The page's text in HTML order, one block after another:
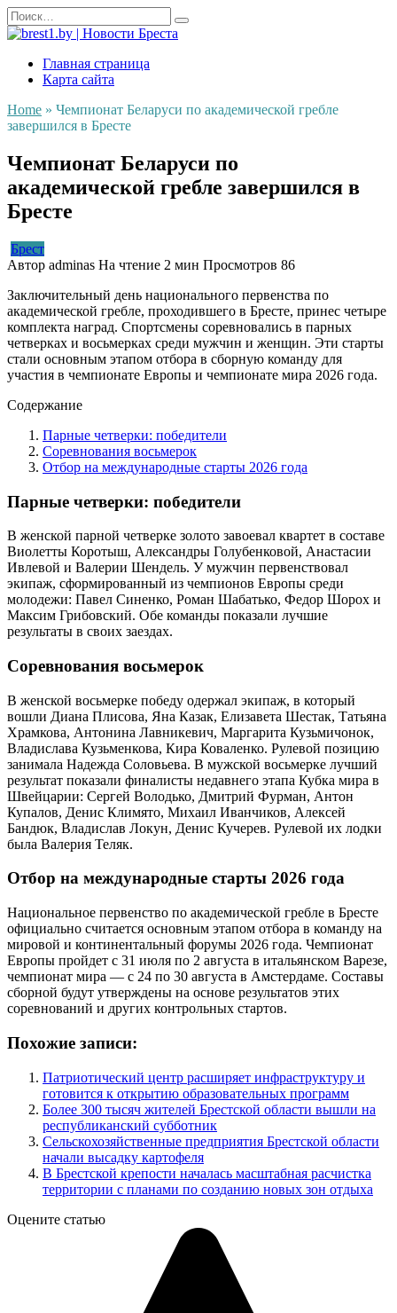
Перейти
к
содержанию
Search
for:
Главная страница
Карта сайта
Home » Чемпионат Беларуси по академической гребле
завершился в Бресте
Чемпионат Беларуси по
академической гребле завершился в
Бресте
Брест
Автор adminas На чтение 2 мин Просмотров 86
Заключительный день национального первенства по
академической гребле, проходившего в Бресте, принес четыре
комплекта наград. Спортсмены соревновались в парных
четверках и восьмерках среди мужчин и женщин. Эти старты
стали основным этапом отбора в сборную команду для
участия в чемпионате Европы и чемпионате мира 2026 года.
Содержание
Парные четверки: победители
Соревнования восьмерок
Отбор на международные старты 2026 года
Парные четверки: победители
В женской парной четверке золото завоевал квартет в составе
Виолетты Коротыш, Александры Голубенковой, Анастасии
Ивлевой и Валерии Шендель. У мужчин первенствовал
экипаж, сформированный из чемпионов Европы среди
молодежи: Павел Синенко, Роман Шабатько, Федор Шорох и
Максим Грибовский. Обе команды показали лучшие
результаты в своих заездах.
Соревнования восьмерок
В женской восьмерке победу одержал экипаж, в который
вошли Диана Плисова, Яна Казак, Елизавета Шестак, Татьяна
Храмкова, Антонина Лавникевич, Маргарита Кузьмичонок,
Владислава Кузьменкова, Кира Коваленко. Рулевой позицию
занимала Надежда Соловьева. В мужской восьмерке лучший
результат показали финалисты недавнего этапа Кубка мира в
Швейцарии: Сергей Володько, Дмитрий Фурман, Антон
Купалов, Денис Климято, Михаил Иванчиков, Алексей
Бандюк, Владислав Локун, Денис Кучерев. Рулевой их лодки
была Валерия Теляк.
Отбор на международные старты 2026 года
Национальное первенство по академической гребле в Бресте
официально считается основным этапом отбора в команду на
мировой и континентальный форумы 2026 года. Чемпионат
Европы пройдет с 31 июля по 2 августа в итальянском Варезе,
чемпионат мира — с 24 по 30 августа в Амстердаме. Составы
сборной будут утверждены на основе результатов этих
соревнований и других контрольных стартов.
Похожие записи:
Патриотический центр расширяет инфраструктуру и
готовится к открытию образовательных программ
Более 300 тысяч жителей Брестской области вышли на
республиканский субботник
Сельскохозяйственные предприятия Брестской области
начали высадку картофеля
В Брестской крепости началась масштабная расчистка
территории с планами по созданию новых зон отдыха
Оцените статью